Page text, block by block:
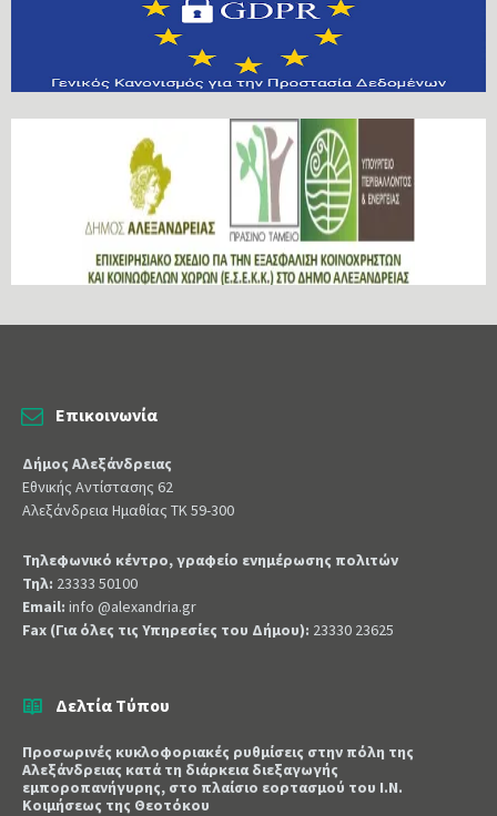
Επικοινωνία
Δήμος Αλεξάνδρειας
Εθνικής Αντίστασης 62
Αλεξάνδρεια Ημαθίας ΤΚ 59-300
Τηλεφωνικό κέντρο, γραφείο ενημέρωσης πολιτών
Τηλ: 23333 50100
Email: info @alexandria.gr
Fax (Για όλες τις Υπηρεσίες του Δήμου): 23330 23625
Δελτία Τύπου
Προσωρινές κυκλοφοριακές ρυθμίσεις στην πόλη της
Αλεξάνδρειας κατά τη διάρκεια διεξαγωγής
εμποροπανήγυρης, στο πλαίσιο εορτασμού του Ι.Ν.
Κοιμήσεως της Θεοτόκου